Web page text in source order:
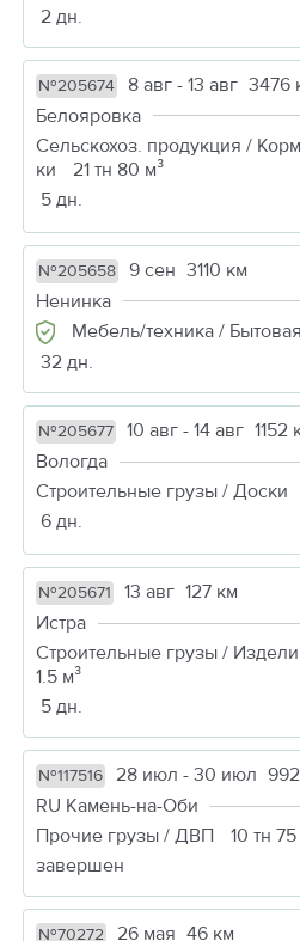
2 дн.
№205674 8 авг - 13 авг 3476
Белояровка
Сельскохоз. продукция /
ки
21 тн 80 м³
5 дн.
№205658 9 сен 3110 км
Ненинка
Мебель/техника /
32 дн.
№205677 10 авг - 14 авг 1152
Вологда
Строительные грузы / Доски
6 дн.
№205671 13 авг 127 км
Истра
Строительные грузы /
1.5 м³
5 дн.
№117516 28 июл - 30 июл
RU Камень-на-Оби
Прочие грузы / ДВП
10 тн
завершен
№70272 26 мая 46 км